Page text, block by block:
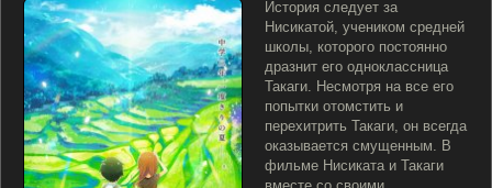
История следует за
Нисикатой, учеником средней
школы, которого постоянно
дразнит его одноклассница
Такаги. Несмотря на все его
попытки отомстить и
перехитрить Такаги, он всегда
оказывается смущенным. В
фильме Нисиката и Такаги